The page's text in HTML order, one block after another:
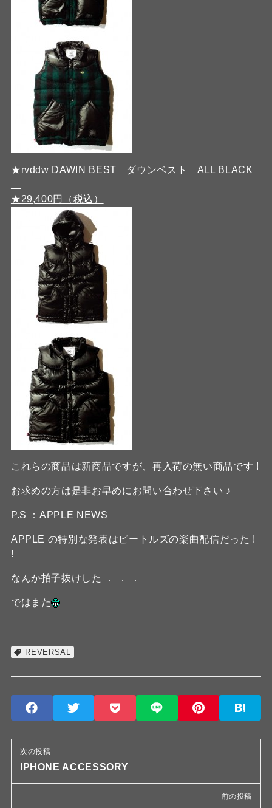
★rvddw DAWIN BEST ダウンベスト ALL BLACK
★29,400円（税込）
これらの商品は新商品ですが、再入荷の無い商品です !
お求めの方は是非お早めにお問い合わせ下さい ♪
P.S ：APPLE NEWS
APPLE の特別な発表はビートルズの楽曲配信だった !
!
なんか拍子抜けした ． ． ．
ではまた
REVERSAL
次の投稿
IPHONE ACCESSORY
前の投稿